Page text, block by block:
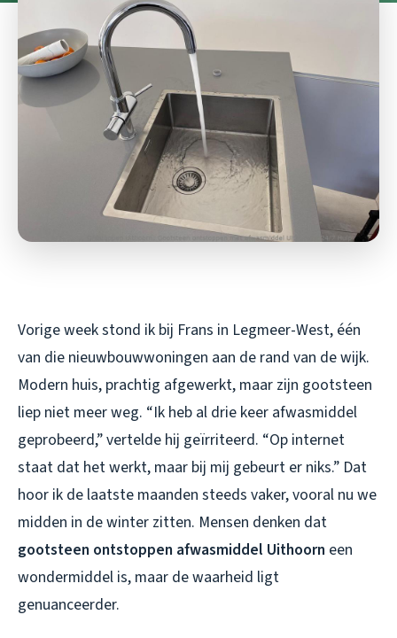
Vorige week stond ik bij Frans in Legmeer-West, één
van die nieuwbouwwoningen aan de rand van de wijk.
Modern huis, prachtig afgewerkt, maar zijn gootsteen
liep niet meer weg. “Ik heb al drie keer afwasmiddel
geprobeerd,” vertelde hij geïrriteerd. “Op internet
staat dat het werkt, maar bij mij gebeurt er niks.” Dat
hoor ik de laatste maanden steeds vaker, vooral nu we
midden in de winter zitten. Mensen denken dat
gootsteen ontstoppen afwasmiddel Uithoorn een
wondermiddel is, maar de waarheid ligt
genuanceerder.